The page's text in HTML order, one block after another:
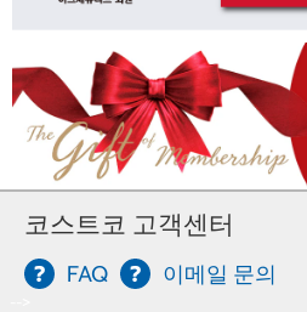
코스트코 고객센터
FAQ 이메일 문의